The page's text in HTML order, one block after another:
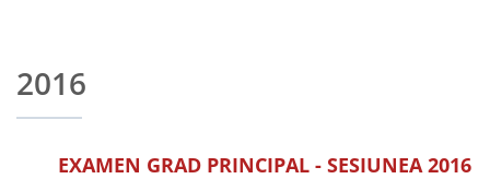
2016
EXAMEN GRAD PRINCIPAL - SESIUNEA 2016